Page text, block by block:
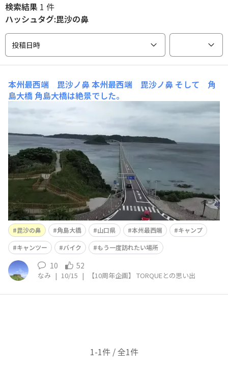
検索結果 1 件
ハッシュタグ:毘沙の鼻
投稿日時
本州最西端 毘沙ノ鼻本州最西端 毘沙ノ鼻 そして 角
島大橋 角島大橋は絶景でした。
毘沙の鼻 角島大橋 山口県 本州最西端
キャンプ
キャンツー
バイク もう一度訪れたい場所
10 52
なみ | 10/15 | 【10周年企画】 TORQUEとの思い出
1-1件 / 全1件